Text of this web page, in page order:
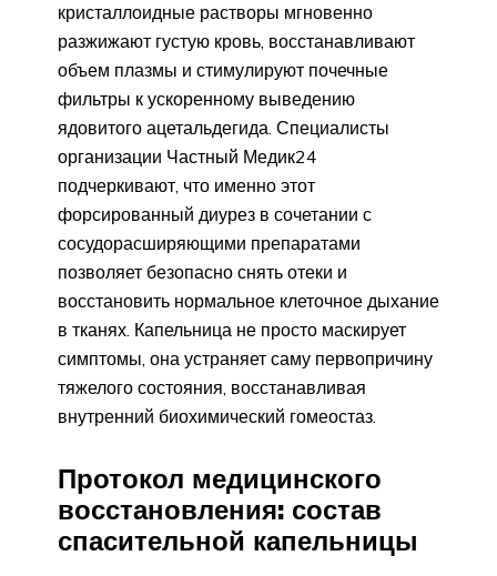
кристаллоидные растворы мгновенно
разжижают густую кровь, восстанавливают
объем плазмы и стимулируют почечные
фильтры к ускоренному выведению
ядовитого ацетальдегида. Специалисты
организации Частный Медик24
подчеркивают, что именно этот
форсированный диурез в сочетании с
сосудорасширяющими препаратами
позволяет безопасно снять отеки и
восстановить нормальное клеточное дыхание
в тканях. Капельница не просто маскирует
симптомы, она устраняет саму первопричину
тяжелого состояния, восстанавливая
внутренний биохимический гомеостаз.
Протокол медицинского
восстановления: состав
спасительной капельницы